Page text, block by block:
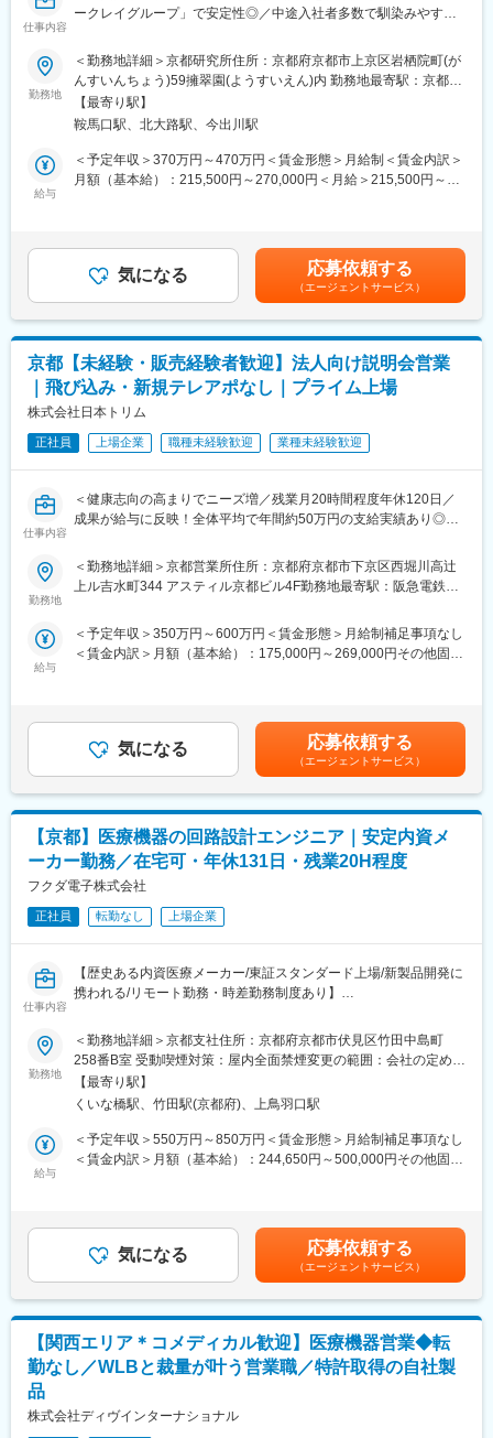
■ポジションの特徴：
本ポジションで担当いただくのは、糖尿病患者さま向けの
「血糖値管理」「食事記録」「歩数計」「バイタル管理」など、
日々の健康状態を一元的に管理できる機能を搭載し、患者さまの
セルフケアを支援する重要な役割を担っています。
本アプリケーションも、患者さま個人にとどまらず、医療機関や
場から寄せられる声をもとに、機能追加・改善開発を継続的に行
っている点が大きな特長です。
・言語：C#,Kotlin,Swift,Dart ,Objective-C
・フレームワーク： .NET
・データベース：MySQL,PostgreSQL,SQLite,SQL Server
・コード管理：GitHub
・コミュニケーション： Slack,Teams
■組織構成：
現在、正社員が５名、契約社員が２名の７名体制です。（その
他、数名の派遣社員さんにもサポートいただいています）
仕事内容
ークレイグループ」で安定性◎／中途入社者多数で馴染みやすい
有り◆◇
■出向先(ユニバーサルヘルスウェア有限会社)：
アークレイマーケティング株式会社のグループ会社として、ソフ
トウェア開発およびWebサービスの構築を行っています。
■業務内容（臨床検査情報システムの導入・サポート）：
・導入前の事前打ち合わせ
・システムの納品・仕様調整
業務は常に2～3名のチーム体制で進めるため、未経験領域があっ
ても安心。
現場と密にコミュニケーションを取りながら、医療現場が安全か
つ円滑にシステムを利用できる環境づくりに貢献していただきま
す。
※アークレイマーケティング株式会社へ入社後、ユニバーサルヘル
スウェア有限会社へ在籍出向となります。
※国内出張が発生する可能性があります（導入業務に伴うもの）。
■入社後の流れ：
を用意しています。基礎知識の習得から実務への移行まで、無理
のないステップで成長できる環境が整っており、未経験分野があ
・臨床検査系情報のオンデマンド学習（約2か月）
・担当システムに関する社内研修（約2か月）
複数回の導入経験を積んだ後は、チームリーダーとして納品業務
を牽引する役割をお任せする予定です。
また、本ポジションでは、導入担当としての専門性を深めるだけ
■当ポジションの魅力：
◎医療機関の中核業務を支える臨床検査情報システムの導入に携
わり、専門性の高いエキスパートとして成長することができま
す。
◎立ち上げフェーズにある新規事業の中核メンバーとして関われ
るため、役割や仕組みづくりにも主体的に参画できます。決めら
れた業務をこなすだけでなく、事業の成長を肌で感じられる環境
です。
勤務地
＜勤務地詳細＞京都研究所住所：京都府京都市上京区岩栖院町(が
んすいんちょう)59擁翠園(ようすいえん)内 勤務地最寄駅：京都市
営地下鉄 烏丸線線／鞍馬口駅受動喫煙対策：屋内全面禁煙変更の
範囲：会社の定める事業所
【最寄り駅】
鞍馬口駅、北大路駅、今出川駅
給与
＜予定年収＞370万円～470万円＜賃金形態＞月給制＜賃金内訳＞
月額（基本給）：215,500円～270,000円＜月給＞215,500円～
いたします。礼金が15万（単身）、25万（家族帯同）、仲介手数
料家賃1ヶ月分も会社負担となります。尚、社宅適用となった場合
は、適用が異なります。賃金はあくまでも目安の金額であり、選
考を通じて上下する可能性があります。月給(月額)は固定手当を含
めた表記です。
気になる 応募依頼する
（エージェントサービス）
京都【未経験・販売経験者歓迎】法人向け説明会営業
｜飛び込み・新規テレアポなし｜プライム上場
株式会社日本トリム
正社員 上場企業 職種未経験歓迎 業種未経験歓迎
仕事内容
＜健康志向の高まりでニーズ増／残業月20時間程度年休120日／
成果が給与に反映！全体平均で年間約50万円の支給実績あり◎＞
【仕事の内容】
当社は、東証プライム上場の電解水素水整水器メーカーです。
新規飛び込みや無作為なテレアポではなく、代理店からの紹介先
やお問い合わせのあった法人様が中心です。
入アップを目指せる環境です。
【求人ポイント◎】
■未経験の方も歓迎です。異業種・営業未経験から入社された方も
多数活躍中です。※入社直後からトレーナーが1名つきます。商品
説明のトーク練習や営業同行を行います。
■成績等に応じて若くしてのキャリアアップが可能です。(30代で
の支店長登用実績多数あり)
■固定給に加え、販売実績に応じたインセンティブ制度がありま
す。
入社後すぐに数字を任せるのではなく、研修・同行を経て段階的
に目標を持っていただきます。
はありますが意向に沿います。)
【中途入社者アンケート】
■入社を決めた理由
（1）社会貢献できる・お客様に喜んで頂ける
（2）安定性・信頼性
（3）面接官・人
（3）様々な業界の普段会えない役職者に会える
https://www.youtube.com/watch?v=Ge4KiEjNYaM
■採用サイト内動画ページ
https://trim-saiyo.jp/movie/
勤務地
＜勤務地詳細＞京都営業所住所：京都府京都市下京区西堀川高辻
上ル吉水町344 アスティル京都ビル4F勤務地最寄駅：阪急電鉄阪
可能場所あり））変更の範囲：会社の定める事業所
給与
＜予定年収＞350万円～600万円＜賃金形態＞月給制補足事項なし
＜賃金内訳＞月額（基本給）：175,000円～269,000円その他固定
＞有＜残業手当＞有＜給与補足＞■固定給に加え、販売実績に応じ
たインセンティブ制度があります。■昇給年１回■賞与：年2回（7
月・12月）基本給の3ヶ月分程度を想定賃金はあくまでも目安の
金額であり、選考を通じて上下する可能性があります。月給(月額)
は固定手当を含めた表記です。
気になる 応募依頼する
（エージェントサービス）
【京都】医療機器の回路設計エンジニア｜安定内資メ
ーカー勤務／在宅可・年休131日・残業20H程度
フクダ電子株式会社
正社員 転勤なし 上場企業
仕事内容
【歴史ある内資医療メーカー/東証スタンダード上場/新製品開発に
携われる/リモート勤務・時差勤務制度あり】
■業務概要：
医療機器に関わる電気回路設計を担当していただきます。
具体的には、
・次期製品の新規開発および既存製品の機能追加、保守開発
・関係部門とのコンセプト共有
・医療現場でのリサーチ
・仕様検討・決定、概要設計、詳細設計
・上市、改良／保守
査を行い、そこから得られた現場のニーズや運用情報を活かし、
より質の高い製品を社会に送り出しています。
・当社の開発職は、製品企画→要件定義→開発→テスト→薬事申
全般に携わることができ、やりがいは大きいです。
勤務地
＜勤務地詳細＞京都支社住所：京都府京都市伏見区竹田中島町
258番B室 受動喫煙対策：屋内全面禁煙変更の範囲：会社の定める
事業所
【最寄り駅】
くいな橋駅、竹田駅(京都府)、上鳥羽口駅
給与
＜予定年収＞550万円～850万円＜賃金形態＞月給制補足事項なし
＜賃金内訳＞月額（基本給）：244,650円～500,000円その他固定
賞与：年2回（7・12月）※賞与算定額の6.5ヶ月（過去実績によ
る）賃金はあくまでも目安の金額であり、選考を通じて上下する
可能性があります。月給(月額)は固定手当を含めた表記です。
気になる 応募依頼する
（エージェントサービス）
【関西エリア＊コメディカル歓迎】医療機器営業◆転
勤なし／WLBと裁量が叶う営業職／特許取得の自社製
品
株式会社ディヴインターナショナル